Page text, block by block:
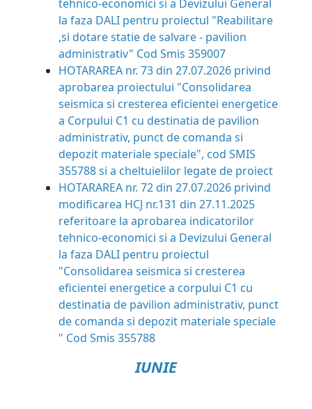
tehnico-economici si a Devizului General
la faza DALI pentru proiectul "Reabilitare
,si dotare statie de salvare - pavilion
administrativ" Cod Smis 359007
HOTARAREA nr. 73 din 27.07.2026 privind
aprobarea proiectului "Consolidarea
seismica si cresterea eficientei energetice
a Corpului C1 cu destinatia de pavilion
administrativ, punct de comanda si
depozit materiale speciale", cod SMIS
355788 si a cheltuielilor legate de proiect
HOTARAREA nr. 72 din 27.07.2026 privind
modificarea HCJ nr.131 din 27.11.2025
referitoare la aprobarea indicatorilor
tehnico-economici si a Devizului General
la faza DALI pentru proiectul
"Consolidarea seismica si cresterea
eficientei energetice a corpului C1 cu
destinatia de pavilion administrativ, punct
de comanda si depozit materiale speciale
" Cod Smis 355788
IUNIE